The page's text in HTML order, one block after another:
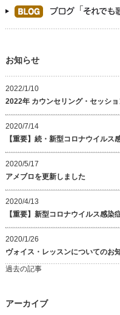
お知らせ
2022/1/10
2022年 カウンセリング・セッショ
2020/7/14
【重要】続・新型コロナウイルス
2020/5/17
アメブロを更新しました
2020/4/13
【重要】新型コロナウイルス感染
2020/1/26
ヴォイス・レッスンについてのお
過去の記事
アーカイブ